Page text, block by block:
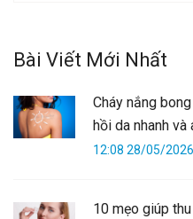
Bài Viết Mới Nhất
Cháy nắng
hồi da nhanh và
12:08 28/05/2026
10 mẹo giúp